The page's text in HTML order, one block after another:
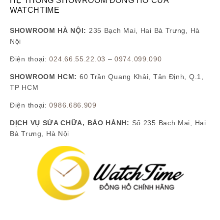
WATCHTIME
SHOWROOM HÀ NỘI: 235 Bạch Mai, Hai Bà Trưng, Hà
Nội
Điện thoại:024.66.55.22.03 –0974.099.090
SHOWROOM HCM: 60 Trần Quang Khải, Tân Định, Q.1,
TP HCM
Điện thoại:0986.686.909
DỊCH VỤ SỬA CHỮA, BẢO HÀNH: Số 235 Bạch Mai, Hai
Bà Trưng, Hà Nội